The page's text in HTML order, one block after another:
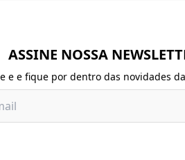
ASSINE NOSSA
e e fique por dentro das novidades